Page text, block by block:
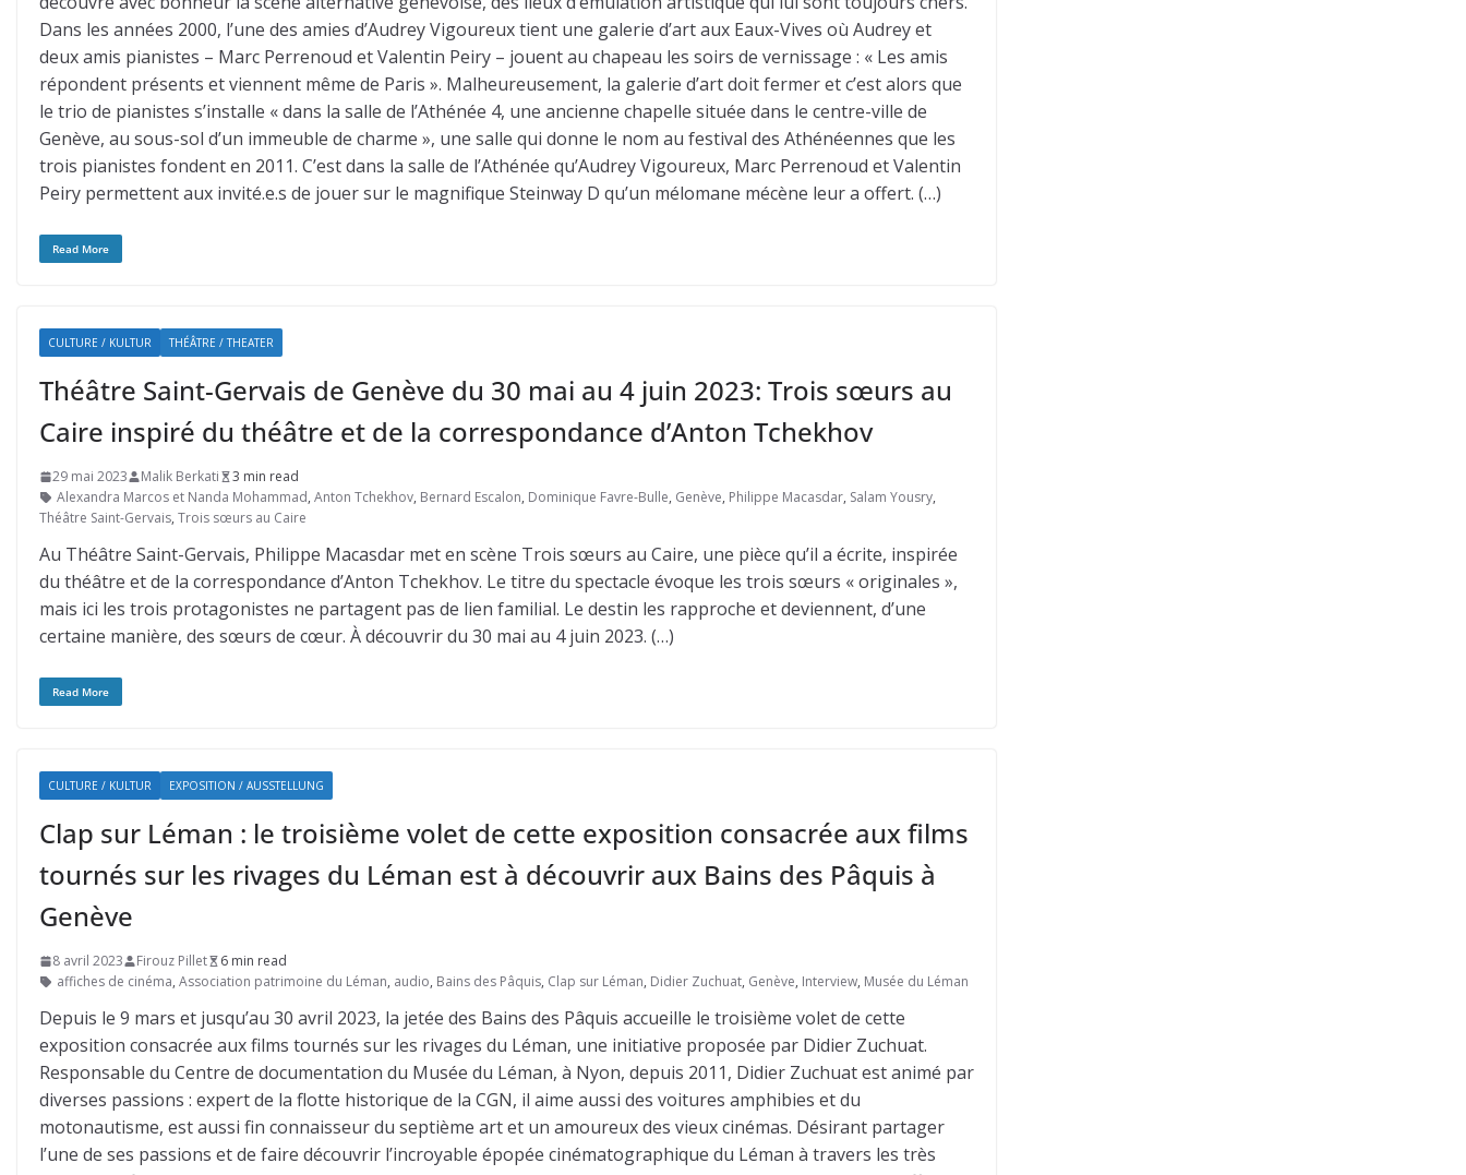
Dans les années 2000, l’une des amies d’Audrey Vigoureux tient une galerie d’art aux Eaux-Vives où Audrey et
deux amis pianistes – Marc Perrenoud et Valentin Peiry – jouent au chapeau les soirs de vernissage : « Les amis
répondent présents et viennent même de Paris ». Malheureusement, la galerie d’art doit fermer et c’est alors que
le trio de pianistes s’installe « dans la salle de l’Athénée 4, une ancienne chapelle située dans le centre-ville de
Genève, au sous-sol d’un immeuble de charme », une salle qui donne le nom au festival des Athénéennes que les
trois pianistes fondent en 2011. C’est dans la salle de l’Athénée qu’Audrey Vigoureux, Marc Perrenoud et Valentin
Peiry permettent aux invité.e.s de jouer sur le magnifique Steinway D qu’un mélomane mécène leur a offert. (…)
Read More
CULTURE / KULTUR THÉÂTRE / THEATER
Théâtre Saint-Gervais de Genève du 30 mai au 4 juin 2023: Trois sœurs au
Caire inspiré du théâtre et de la correspondance d’Anton Tchekhov
29 mai 2023 Malik Berkati
3 min read
Alexandra Marcos et Nanda Mohammad, Anton Tchekhov, Bernard Escalon, Dominique Favre-Bulle, Genève, Philippe Macasdar, Salam Yousry,
Théâtre Saint-Gervais, Trois sœurs au Caire
Au Théâtre Saint-Gervais, Philippe Macasdar met en scène Trois sœurs au Caire, une pièce qu’il a écrite, inspirée
du théâtre et de la correspondance d’Anton Tchekhov. Le titre du spectacle évoque les trois sœurs « originales »,
mais ici les trois protagonistes ne partagent pas de lien familial. Le destin les rapproche et deviennent, d’une
certaine manière, des sœurs de cœur. À découvrir du 30 mai au 4 juin 2023. (…)
Read More
CULTURE / KULTUR EXPOSITION / AUSSTELLUNG
Clap sur Léman : le troisième volet de cette exposition consacrée aux films
tournés sur les rivages du Léman est à découvrir aux Bains des Pâquis à
Genève
8 avril 2023 Firouz Pillet
6 min read
affiches de cinéma, Association patrimoine du Léman, audio, Bains des Pâquis, Clap sur Léman, Didier Zuchuat, Genève, Interview, Musée du Léman
Depuis le 9 mars et jusqu’au 30 avril 2023, la jetée des Bains des Pâquis accueille le troisième volet de cette
exposition consacrée aux films tournés sur les rivages du Léman, une initiative proposée par Didier Zuchuat.
Responsable du Centre de documentation du Musée du Léman, à Nyon, depuis 2011, Didier Zuchuat est animé par
diverses passions : expert de la flotte historique de la CGN, il aime aussi des voitures amphibies et du
motonautisme, est aussi fin connaisseur du septième art et un amoureux des vieux cinémas. Désirant partager
l’une de ses passions et de faire découvrir l’incroyable épopée cinématographique du Léman à travers les très